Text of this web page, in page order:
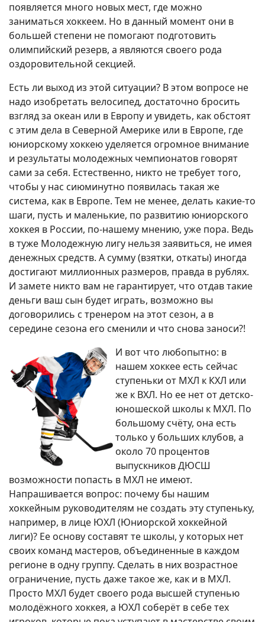
появляется много новых мест, где можно
заниматься хоккеем. Но в данный момент они в
большей степени не помогают подготовить
олимпийский резерв, а являются своего рода
оздоровительной секцией.
Есть ли выход из этой ситуации? В этом вопросе не
надо изобретать велосипед, достаточно бросить
взгляд за океан или в Европу и увидеть, как обстоят
с этим дела в Северной Америке или в Европе, где
юниорскому хоккею уделяется огромное внимание
и результаты молодежных чемпионатов говорят
сами за себя. Естественно, никто не требует того,
чтобы у нас сиюминутно появилась такая же
система, как в Европе. Тем не менее, делать какие-то
шаги, пусть и маленькие, по развитию юниорского
хоккея в России, по-нашему мнению, уже пора. Ведь
в туже Молодежную лигу нельзя заявиться, не имея
денежных средств. А сумму (взятки, откаты) иногда
достигают миллионных размеров, правда в рублях.
И замете никто вам не гарантирует, что отдав такие
деньги ваш сын будет играть, возможно вы
договорились с тренером на этот сезон, а в
середине сезона его сменили и что снова заноси?!
И вот что любопытно: в
нашем хоккее есть сейчас
ступеньки от МХЛ к КХЛ или
же к ВХЛ. Но ее нет от детско-
юношеской школы к МХЛ. По
большому счёту, она есть
только у больших клубов, а
около 70 процентов
выпускников ДЮСШ
возможности попасть в МХЛ не имеют.
Напрашивается вопрос: почему бы нашим
хоккейным руководителям не создать эту ступеньку,
например, в лице ЮХЛ (Юниорской хоккейной
лиги)? Ее основу составят те школы, у которых нет
своих команд мастеров, объединенные в каждом
регионе в одну группу. Сделать в них возрастное
ограничение, пусть даже такое же, как и в МХЛ.
Просто МХЛ будет своего рода высшей ступенью
молодёжного хоккея, а ЮХЛ соберёт в себе тех